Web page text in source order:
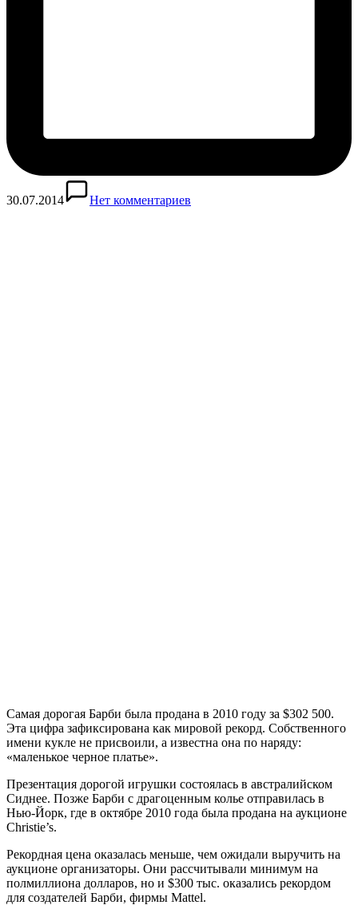
30.07.2014 Нет комментариев
Самая дорогая Барби была продана в 2010 году за $302 500.
Эта цифра зафиксирована как мировой рекорд. Собственного
имени кукле не присвоили, а известна она по наряду:
«маленькое черное платье».
Презентация дорогой игрушки состоялась в австралийском
Сиднее. Позже Барби с драгоценным колье отправилась в
Нью-Йорк, где в октябре 2010 года была продана на аукционе
Christie’s.
Рекордная цена оказалась меньше, чем ожидали выручить на
аукционе организаторы. Они рассчитывали минимум на
полмиллиона долларов, но и $300 тыс. оказались рекордом
для создателей Барби, фирмы Mattel.